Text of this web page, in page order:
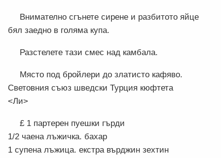
Внимателно сгънете сирене и разбитото яйце
бял заедно в голяма купа.
Разстелете тази смес над камбала.
Място под бройлери до златисто кафяво.
Световния съюз шведски Турция кюфтета
<Ли>
£ 1 партерен пуешки гърди
1/2 чаена лъжичка. бахар
1 супена лъжица. екстра върджин зехтин